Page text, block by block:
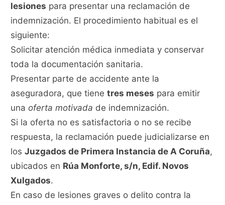
lesiones para presentar una reclamación de
indemnización. El procedimiento habitual es el
siguiente:
Solicitar atención médica inmediata y conservar
toda la documentación sanitaria.
Presentar parte de accidente ante la
aseguradora, que tienetres meses para emitir
unaoferta motivada de indemnización.
Si la oferta no es satisfactoria o no se recibe
respuesta, la reclamación puede judicializarse en
losJuzgados de Primera Instancia de A Coruña,
ubicados en Rúa Monforte, s/n, Edif. Novos
Xulgados.
En caso de lesiones graves o delito contra la